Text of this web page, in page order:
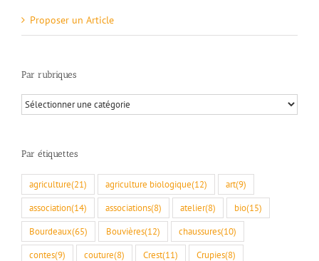
Proposer un Article
Par rubriques
Par
rubriques
Par étiquettes
agriculture(21) agriculture biologique(12) art(9)
association(14) associations(8) atelier(8) bio(15)
Bourdeaux(65) Bouvières(12) chaussures(10)
contes(9) couture(8) Crest(11) Crupies(8)